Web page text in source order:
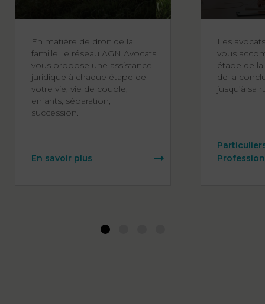
En matière de droit de la
famille, le réseau AGN Avocats
vous propose une assistance
juridique à chaque étape de
votre vie, vie de couple,
enfants, séparation,
succession.
En savoir plus
Les
vous
étape de la
de la
jusqu’à sa